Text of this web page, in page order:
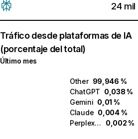
24 mil
Tráfico desde plataformas de IA
(porcentaje del total)
Último mes
Other 99,946 %
ChatGPT 0,038 %
Gemini 0,01 %
Claude 0,004 %
Perplexity
0,002 %